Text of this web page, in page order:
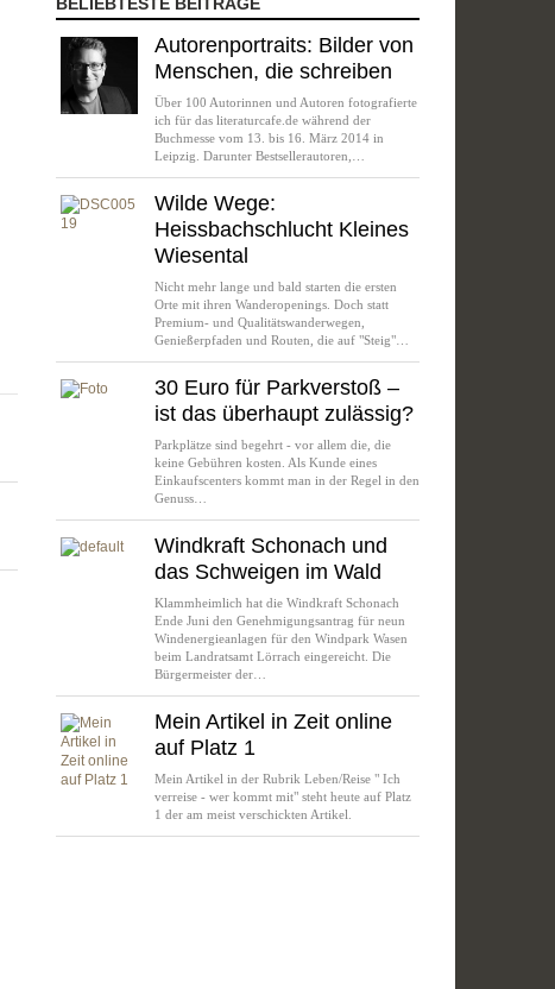
Autorenportraits: Bilder von
Menschen, die schreiben
Über 100 Autorinnen und Autoren fotografierte
ich für das literaturcafe.de während der
Buchmesse vom 13. bis 16. März 2014 in
Leipzig. Darunter Bestsellerautoren,…
Wilde Wege:
Heissbachschlucht Kleines
Wiesental
Nicht mehr lange und bald starten die ersten
Orte mit ihren Wanderopenings. Doch statt
Premium- und Qualitätswanderwegen,
Genießerpfaden und Routen, die auf "Steig"…
30 Euro für Parkverstoß –
ist das überhaupt zulässig?
Parkplätze sind begehrt - vor allem die, die
keine Gebühren kosten. Als Kunde eines
Einkaufscenters kommt man in der Regel in den
Genuss…
Windkraft Schonach und
das Schweigen im Wald
Klammheimlich hat die Windkraft Schonach
Ende Juni den Genehmigungsantrag für neun
Windenergieanlagen für den Windpark Wasen
beim Landratsamt Lörrach eingereicht. Die
Bürgermeister der…
Mein Artikel in Zeit online
auf Platz 1
Mein Artikel in der Rubrik Leben/Reise " Ich
verreise - wer kommt mit" steht heute auf Platz
1 der am meist verschickten Artikel.